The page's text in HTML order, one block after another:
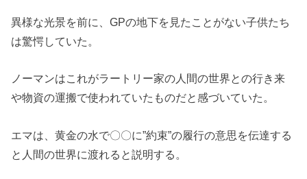
異様な光景を前に、GPの地下を見たことがない子供たち
は驚愕していた。
ノーマンはこれがラートリー家の人間の世界との行き来
や物資の運搬で使われていたものだと感づいていた。
エマは、黄金の水で〇〇に”約束”の履行の意思を伝達する
と人間の世界に渡れると説明する。